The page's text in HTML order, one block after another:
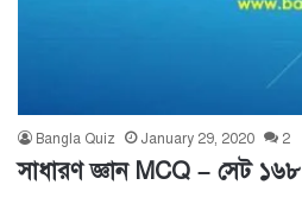
Bangla Quiz January 29, 2020 2
সাধারণ জ্ঞান MCQ – সেট ১৬৮